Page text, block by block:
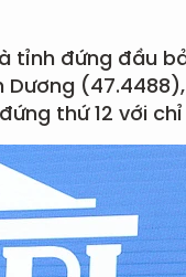
tỉnh đứng đầu
Dương
thứ 12 với